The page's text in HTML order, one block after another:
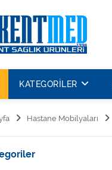
KATEGORILER
Hastane Mobilyaları